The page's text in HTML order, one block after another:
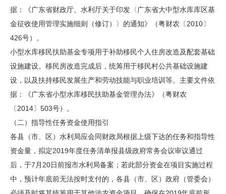
据：《广东省财政厅、水利厅关于印发〈广东省大中型水库库区基
金征收使用管理实施细则（修订）〉的通知》（粤财农〔2010〕
426号）。
小型水库移民扶助基金专项用于补助移民个人住房改造及配套基础
设施建设。移民房改造完成后，统筹用于移民村公共基础设施建
设，以及扶持移民发展生产和劳动技能与职业培训等。主要文件依
据：《广东省小型水库移民扶助基金管理办法》（粤财农
〔2014〕503号）。
（二）指导性任务资金使用指引
各县（市、区）水利局应会同财政局根据上级下达的任务和指导性
资金量，拟定2019年度任务清单报县级政府常务会议审议通过
后，于7月20日前报市水利局备案；若此部分资金在项目实施过程
中，预计年底前无法按时支付的，各县（市、区）政府（管委会）